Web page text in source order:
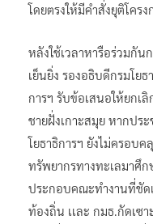
โดยตรงให้มีคำสั่งยุติโครง
หลังใช้เวลาหารือร่วมกัน
เย็นยิ่ง รองอธิบดีกรมโยธ
การฯ รับข้อเสนอให้ยกเ
ชายฝั่งเกาะสมุย หากปร
โยธาธิการฯ ยังไม่ครอบ
ทรัพยากรทางทะเลมาศึก
ประกอบคณะทำงานที่ชัด
ท้องถิ่น เเละ กมธ.กัดเซ